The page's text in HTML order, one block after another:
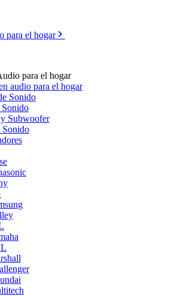
para el hogar
para el hogar
audio para el hogar
Sonido
Sonido
Subwoofer
Sonido